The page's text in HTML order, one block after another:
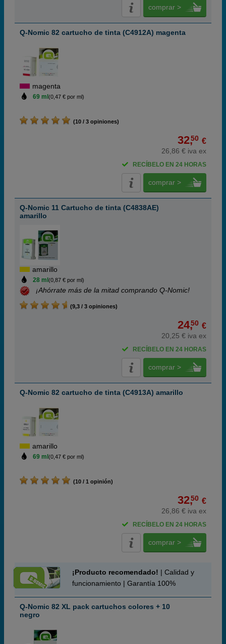
comprar >
Q-Nomic 82 cartucho de tinta (C4912A) magenta
magenta
69 ml (0,47 € por ml)
(10 / 3 opiniones)
32,50 €
26,86 € iva ex
RECÍBELO EN 24 HORAS
comprar >
Q-Nomic 11 Cartucho de tinta (C4838AE)
amarillo
amarillo
28 ml (0,87 € por ml)
¡Ahórrate más de la mitad comprando Q-Nomic!
(9,3 / 3 opiniones)
24,50 €
20,25 € iva ex
RECÍBELO EN 24 HORAS
comprar >
Q-Nomic 82 cartucho de tinta (C4913A) amarillo
amarillo
69 ml (0,47 € por ml)
(10 / 1 opinión)
32,50 €
26,86 € iva ex
RECÍBELO EN 24 HORAS
comprar >
¡Producto recomendado! | Calidad y
funcionamiento | Garantía 100%
Q-Nomic 82 XL pack cartuchos colores + 10
negro